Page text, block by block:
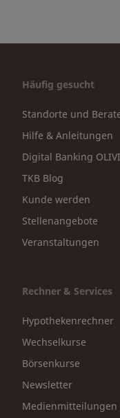
Häufig gesucht
Standorte und
Hilfe & Anleitungen
Digital Banking
TKB Blog
Kunde werden
Stellenangebote
Veranstaltungen
Rechner & Services
Hypothekenrechner
Wechselkurse
Börsenkurse
Newsletter
Medienmitteilungen